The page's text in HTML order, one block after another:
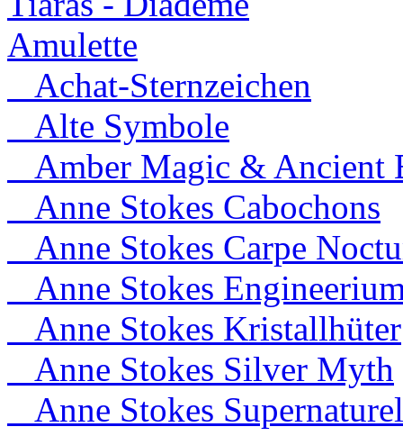
Amulette
Achat-Sternzeichen
Alte Symbole
Amber Magic & Ancient
Anne Stokes Cabochons
Anne Stokes Carpe
Anne Stokes
Anne Stokes Kristallhüter
Anne Stokes Silver Myth
Anne Stokes